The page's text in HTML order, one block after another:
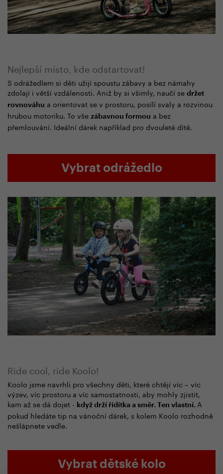
Nejlepší místo, kde odstartovat!
S odrážedlem si děti užijí spoustu zábavy a bez námahy
zdolají i větší vzdálenosti. Aniž by si všimly, naučí se držet
rovnováhu a orientovat se v prostoru, posílí svaly a rozvinou
hrubou motoriku. To vše zábavnou formou a bez
přemlouvání. Ideální dárek například pro dvouleté dítě.
Vybrat odrážedlo
Ride cool, ride Koolo!
Koolo jsme navrhli pro všechny děti, které chtějí víc – víc
výzev, víc prostoru a víc samostatnosti, aby mohly zjistit,
kam až se dá dojet - když drží řídítka a směr. Ten vlastní. A
pokud hledáte tip na vánoční dárek, s kolem Koolo rozhodně
nešlápnete vedle.
Vybrat dětské kolo